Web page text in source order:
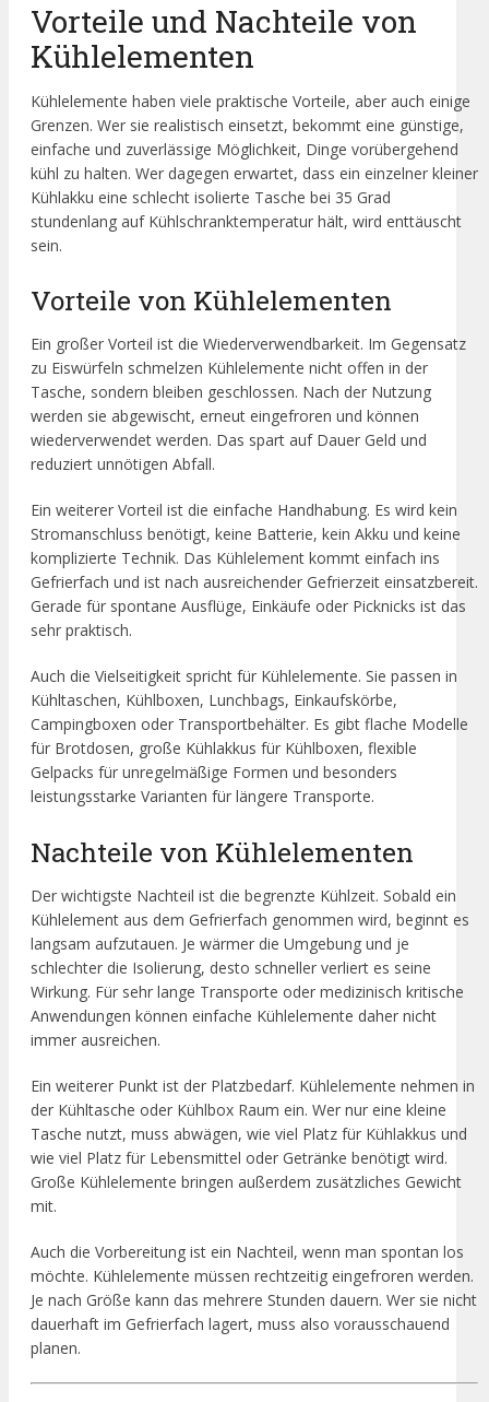
Vorteile und Nachteile von
Kühlelementen
Kühlelemente haben viele praktische Vorteile, aber auch einige
Grenzen. Wer sie realistisch einsetzt, bekommt eine günstige,
einfache und zuverlässige Möglichkeit, Dinge vorübergehend
kühl zu halten. Wer dagegen erwartet, dass ein einzelner kleiner
Kühlakku eine schlecht isolierte Tasche bei 35 Grad
stundenlang auf Kühlschranktemperatur hält, wird enttäuscht
sein.
Vorteile von Kühlelementen
Ein großer Vorteil ist die Wiederverwendbarkeit. Im Gegensatz
zu Eiswürfeln schmelzen Kühlelemente nicht offen in der
Tasche, sondern bleiben geschlossen. Nach der Nutzung
werden sie abgewischt, erneut eingefroren und können
wiederverwendet werden. Das spart auf Dauer Geld und
reduziert unnötigen Abfall.
Ein weiterer Vorteil ist die einfache Handhabung. Es wird kein
Stromanschluss benötigt, keine Batterie, kein Akku und keine
komplizierte Technik. Das Kühlelement kommt einfach ins
Gefrierfach und ist nach ausreichender Gefrierzeit einsatzbereit.
Gerade für spontane Ausflüge, Einkäufe oder Picknicks ist das
sehr praktisch.
Auch die Vielseitigkeit spricht für Kühlelemente. Sie passen in
Kühltaschen, Kühlboxen, Lunchbags, Einkaufskörbe,
Campingboxen oder Transportbehälter. Es gibt flache Modelle
für Brotdosen, große Kühlakkus für Kühlboxen, flexible
Gelpacks für unregelmäßige Formen und besonders
leistungsstarke Varianten für längere Transporte.
Nachteile von Kühlelementen
Der wichtigste Nachteil ist die begrenzte Kühlzeit. Sobald ein
Kühlelement aus dem Gefrierfach genommen wird, beginnt es
langsam aufzutauen. Je wärmer die Umgebung und je
schlechter die Isolierung, desto schneller verliert es seine
Wirkung. Für sehr lange Transporte oder medizinisch kritische
Anwendungen können einfache Kühlelemente daher nicht
immer ausreichen.
Ein weiterer Punkt ist der Platzbedarf. Kühlelemente nehmen in
der Kühltasche oder Kühlbox Raum ein. Wer nur eine kleine
Tasche nutzt, muss abwägen, wie viel Platz für Kühlakkus und
wie viel Platz für Lebensmittel oder Getränke benötigt wird.
Große Kühlelemente bringen außerdem zusätzliches Gewicht
mit.
Auch die Vorbereitung ist ein Nachteil, wenn man spontan los
möchte. Kühlelemente müssen rechtzeitig eingefroren werden.
Je nach Größe kann das mehrere Stunden dauern. Wer sie nicht
dauerhaft im Gefrierfach lagert, muss also vorausschauend
planen.